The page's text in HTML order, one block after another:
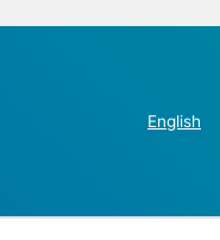
English